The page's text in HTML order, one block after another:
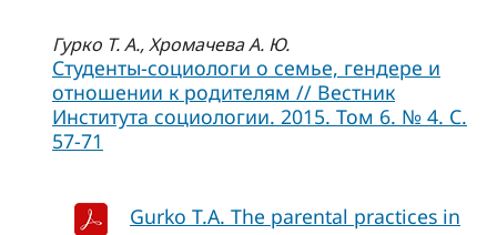
Гурко Т. А., Хромачева А. Ю.
Студенты-социологи о семье, гендере и
отношении к родителям // Вестник
Института социологии. 2015. Том 6. № 4. C.
57-71
Gurko T.A. The parental practices in